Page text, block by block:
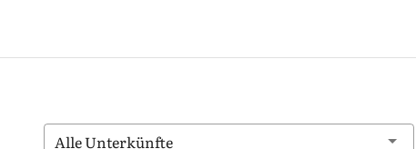
Alle Unterkünfte